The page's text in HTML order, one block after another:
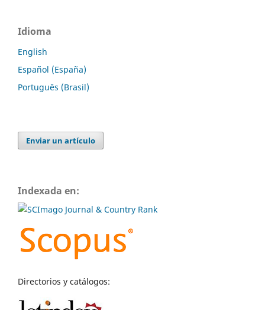
Idioma
English
Español (España)
Português (Brasil)
Enviar un artículo
Indexada en:
Directorios y catálogos: